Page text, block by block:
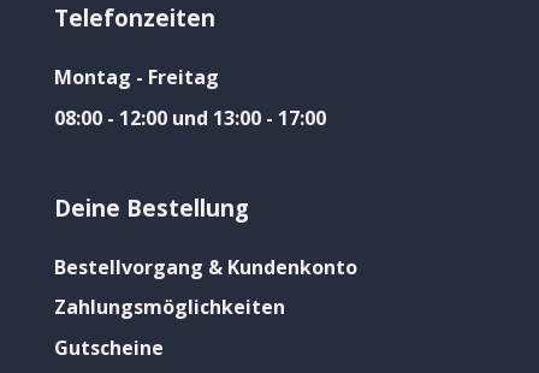
Telefonzeiten
Montag - Freitag
08:00 - 12:00 und 13:00 - 17:00
Deine Bestellung
Bestellvorgang & Kundenkonto
Zahlungsmöglichkeiten
Gutscheine